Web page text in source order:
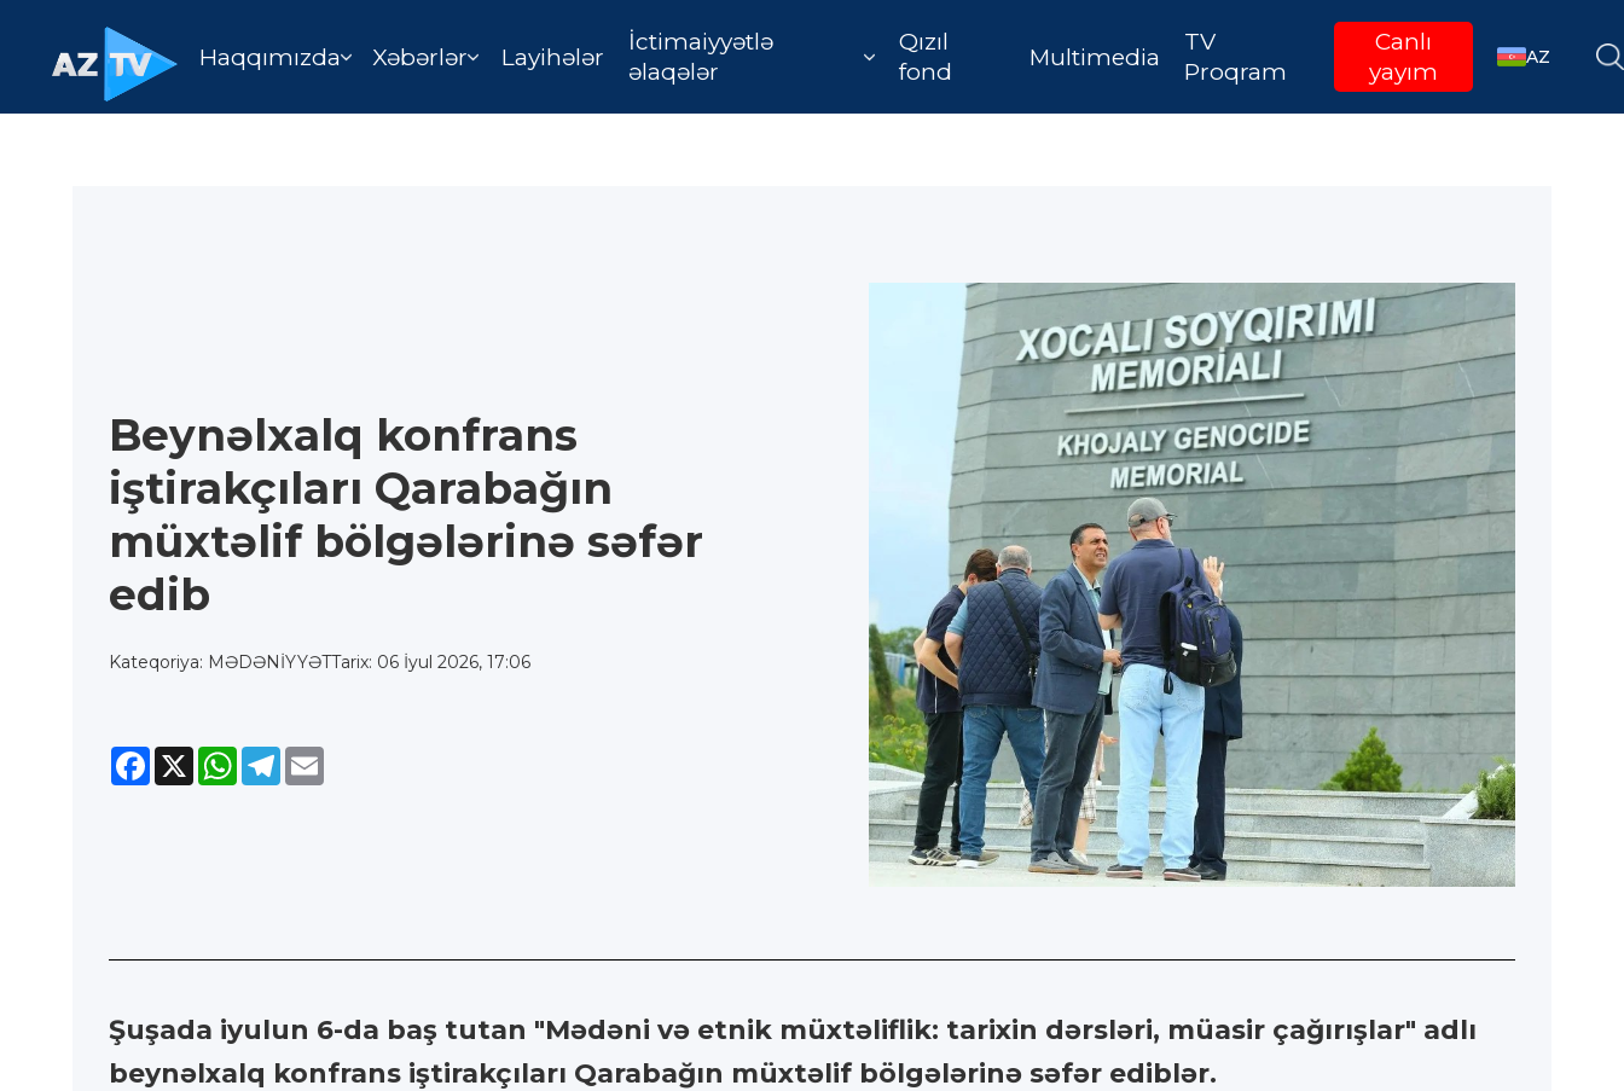
Haqqımızda Xəbərlər Layihələr
İctimaiyyətlə
əlaqələr
Qızıl
fond
Multimedia
TV
Proqram
Canlı
yayım
AZ
Beynəlxalq konfrans
iştirakçıları Qarabağın
müxtəlif bölgələrinə səfər
edib
Kateqoriya: MƏDƏNİYYƏTTarix: 06 İyul 2026, 17:06
Facebook
X WhatsApp
Telegram
Şuşada iyulun 6-da baş tutan "Mədəni və etnik müxtəliflik: tarixin dərsləri, müasir çağırışlar" adlı
beynəlxalq konfrans iştirakçıları Qarabağın müxtəlif bölgələrinə səfər ediblər.